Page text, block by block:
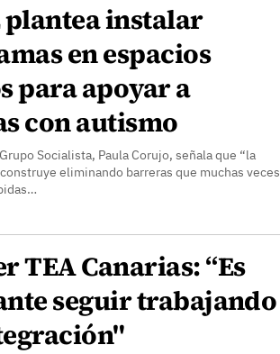
plantea instalar
en espacios
para apoyar a
con autismo
Socialista, Paula Corujo, señala que “la
eliminando barreras que muchas veces
TEA Canarias: “Es
seguir trabajando